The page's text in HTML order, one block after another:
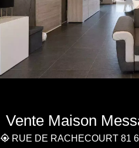
Vente Maison
RUE DE RACHECOURT 81